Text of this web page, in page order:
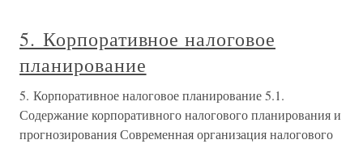
5. Корпоративное налоговое
планирование
5. Корпоративное налоговое планирование 5.1.
Содержание корпоративного налогового планирования и
прогнозирования Современная организация налогового